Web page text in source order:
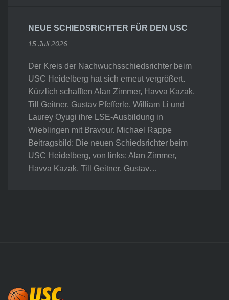
NEUE SCHIEDSRICHTER FÜR DEN USC
15 Juli 2026
Der Kreis der Nachwuchsschiedsrichter beim
USC Heidelberg hat sich erneut vergrößert.
Kürzlich schafften Alan Zimmer, Havva Kazak,
Till Geitner, Gustav Pfefferle, William Li und
Laurey Oyugi ihre LSE-Ausbildung in
Wieblingen mit Bravour. Michael Rappe
Beitragsbild: Die neuen Schiedsrichter beim
USC Heidelberg, von links: Alan Zimmer,
Havva Kazak, Till Geitner, Gustav…